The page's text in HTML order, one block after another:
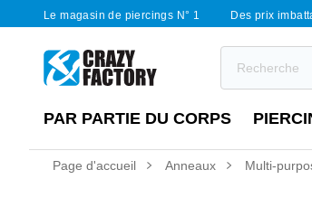
Le magasin de piercings N° 1 Des prix
PAR PARTIE DU CORPS
Page d'accueil Anneaux Multi-